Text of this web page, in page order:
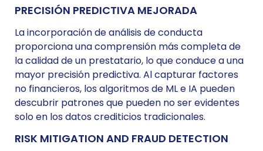
PRECISIÓN PREDICTIVA MEJORADA
La incorporación de análisis de conducta
proporciona una comprensión más completa de
la calidad de un prestatario, lo que conduce a una
mayor precisión predictiva. Al capturar factores
no financieros, los algoritmos de ML e IA pueden
descubrir patrones que pueden no ser evidentes
solo en los datos crediticios tradicionales.
RISK MITIGATION AND FRAUD DETECTION